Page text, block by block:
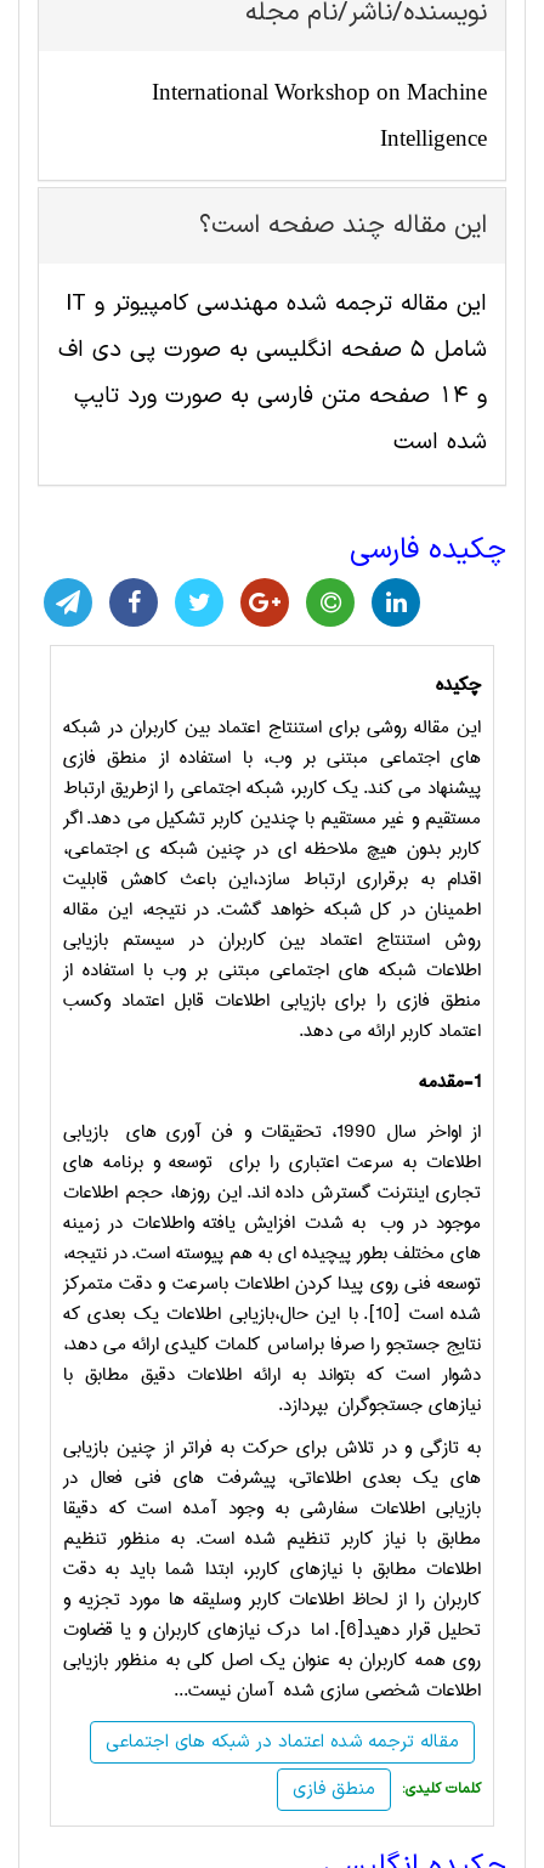
نویسنده/ناشر/نام مجله
International Workshop on Machine
Intelligence
این مقاله چند صفحه است؟
این مقاله ترجمه شده مهندسی کامپیوتر و IT
شامل 5 صفحه انگلیسی به صورت پی دی اف
و 14 صفحه متن فارسی به صورت ورد تایپ
شده است
چکیده فارسی
چکیده
این مقاله روشی برای استنتاج اعتماد بین کاربران در شبکه
های اجتماعی مبتنی بر وب، با استفاده از منطق فازی
پیشنهاد می کند. یک کاربر، شبکه اجتماعی را ازطریق ارتباط
مستقیم و غیر مستقیم با چندین کاربر تشکیل می دهد. اگر
کاربر بدون هیچ ملاحظه ای در چنین شبکه ی اجتماعی،
اقدام به برقراری ارتباط سازد،این باعث کاهش قابلیت
اطمینان در کل شبکه خواهد گشت. در نتیجه، این مقاله
روش استنتاج اعتماد بین کاربران در سیستم بازیابی
اطلاعات شبکه های اجتماعی مبتنی بر وب با استفاده از
منطق فازی را برای بازیابی اطلاعات قابل اعتماد وکسب
اعتماد کاربر ارائه می دهد.
1-مقدمه
از اواخر سال 1990، تحقیقات و فن آوری های بازیابی
اطلاعات به سرعت اعتباری را برای توسعه و برنامه های
تجاری اینترنت گسترش داده اند. این روزها، حجم اطلاعات
موجود در وب به شدت افزایش یافته واطلاعات در زمینه
های مختلف بطور پیچیده ای به هم پیوسته است. در نتیجه،
توسعه فنی روی پیدا کردن اطلاعات باسرعت و دقت متمرکز
شده است [10]. با این حال،بازیابی اطلاعات یک بعدی که
نتایج جستجو را صرفا براساس کلمات کلیدی ارائه می دهد،
دشوار است که بتواند به ارائه اطلاعات دقیق مطابق با
نیازهای جستجوگران بپردازد.
به تازگی و در تلاش برای حرکت به فراتر از چنین بازیابی
های یک بعدی اطلاعاتی، پیشرفت های فنی فعال در
بازیابی اطلاعات سفارشی به وجود آمده است که دقیقا
مطابق با نیاز کاربر تنظیم شده است. به منظور تنظیم
اطلاعات مطابق با نیازهای کاربر، ابتدا شما باید به دقت
کاربران را از لحاظ اطلاعات کاربر وسلیقه ها مورد تجزیه و
تحلیل قرار دهید[6]. اما درک نیازهای کاربران و یا قضاوت
روی همه کاربران به عنوان یک اصل کلی به منظور بازیابی
اطلاعات شخصی سازی شده آسان نیست...
مقاله ترجمه شده اعتماد در شبکه های اجتماعی
منطق فازی
:کلمات کلیدی